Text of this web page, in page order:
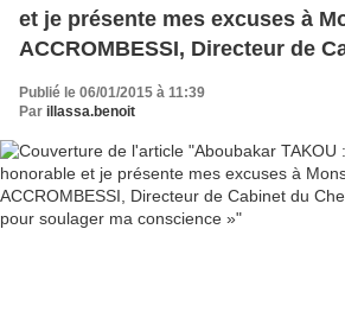
et je présente mes excuses à
ACCROMBESSI, Directeur de
de l’Etat gabonais, pour
conscience »
Publié le 06/01/2015 à 11:39
Par illassa.benoit